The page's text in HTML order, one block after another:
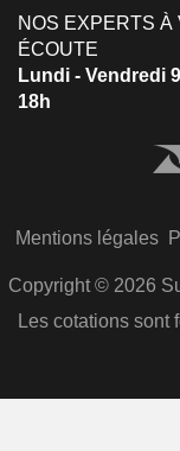
NOS EXPERTS À
ÉCOUTE
Lundi - Vendredi
18h
Mentions légales
Copyright © 2026
Les cotations sont